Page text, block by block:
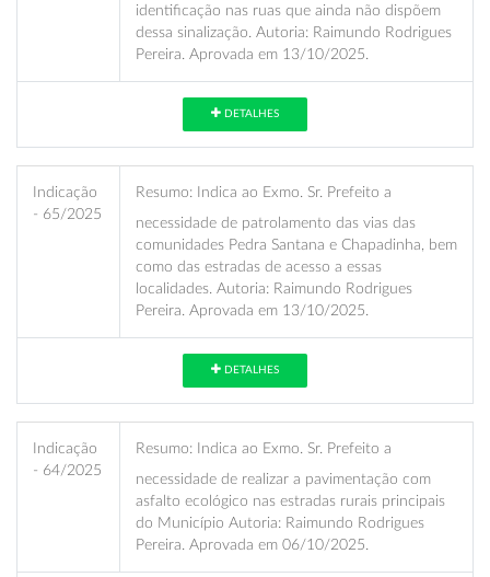
identificação nas ruas que ainda não dispõem
dessa sinalização. Autoria: Raimundo Rodrigues
Pereira. Aprovada em 13/10/2025.
DETALHES
Indicação
- 65/2025
Resumo: Indica ao Exmo. Sr. Prefeito a
necessidade de patrolamento das vias das
comunidades Pedra Santana e Chapadinha, bem
como das estradas de acesso a essas
localidades. Autoria: Raimundo Rodrigues
Pereira. Aprovada em 13/10/2025.
DETALHES
Indicação
- 64/2025
Resumo: Indica ao Exmo. Sr. Prefeito a
necessidade de realizar a pavimentação com
asfalto ecológico nas estradas rurais principais
do Município Autoria: Raimundo Rodrigues
Pereira. Aprovada em 06/10/2025.